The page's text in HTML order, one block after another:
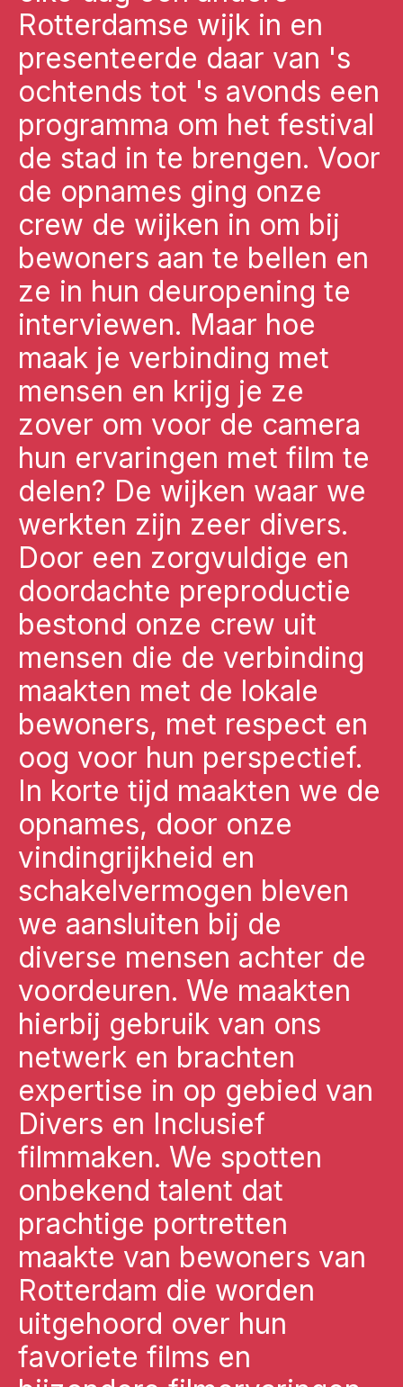
Rotterdamse wijk in en
presenteerde daar van 's
ochtends tot 's avonds een
programma om het festival
de stad in te brengen. Voor
de opnames ging onze
crew de wijken in om bij
bewoners aan te bellen en
ze in hun deuropening te
interviewen. Maar hoe
maak je verbinding met
mensen en krijg je ze
zover om voor de camera
hun ervaringen met film te
delen? De wijken waar we
werkten zijn zeer divers.
Door een zorgvuldige en
doordachte preproductie
bestond onze crew uit
mensen die de verbinding
maakten met de lokale
bewoners, met respect en
oog voor hun perspectief.
In korte tijd maakten we de
opnames, door onze
vindingrijkheid en
schakelvermogen bleven
we aansluiten bij de
diverse mensen achter de
voordeuren. We maakten
hierbij gebruik van ons
netwerk en brachten
expertise in op gebied van
Divers en Inclusief
filmmaken. We spotten
onbekend talent dat
prachtige portretten
maakte van bewoners van
Rotterdam die worden
uitgehoord over hun
favoriete films en